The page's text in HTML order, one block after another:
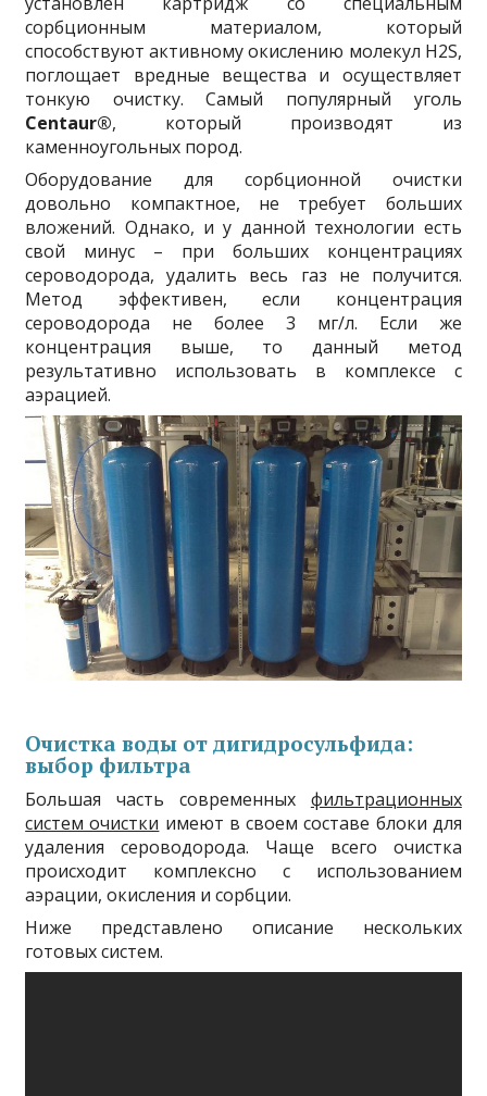
сорбционным материалом, который
способствуют активному окислению молекул H2S,
поглощает вредные вещества и осуществляет
тонкую очистку. Самый популярный уголь
Centaur®, который производят из
каменноугольных пород.
Оборудование для сорбционной очистки
довольно компактное, не требует больших
вложений. Однако, и у данной технологии есть
свой минус – при больших концентрациях
сероводорода, удалить весь газ не получится.
Метод эффективен, если концентрация
сероводорода не более 3 мг/л. Если же
концентрация выше, то данный метод
результативно использовать в комплексе с
аэрацией.
Очистка воды отдигидросульфида:
выбор фильтра
Большая часть современных фильтрационных
систем очистки имеют в своем составе блоки для
удаления сероводорода. Чаще всего очистка
происходит комплексно с использованием
аэрации, окисления и сорбции.
Ниже представлено описание нескольких
готовых систем.